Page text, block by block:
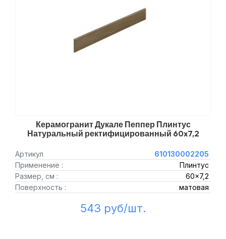
Керамогранит Дукале Пеппер Плинтус
Натуральный ректифицированный 60x7,2
Артикул
610130002205
Применение :
Плинтус
Размер, см :
60x7,2
Поверхность :
матовая
543 руб/шт.